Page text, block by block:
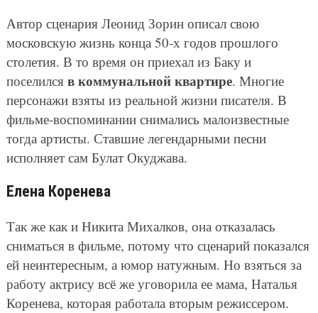
Автор сценария Леонид Зорин описал свою
московскую жизнь конца 50-х годов прошлого
столетия. В то время он приехал из Баку и
поселился в коммунальной квартире. Многие
персонажи взяты из реальной жизни писателя. В
фильме-воспоминании снимались малоизвестные
тогда артисты. Ставшие легендарными песни
исполняет сам Булат Окуджава.
Елена Коренева
Так же как и Никита Михалков, она отказалась
сниматься в фильме, потому что сценарий показался
ей неинтересным, а юмор натужным. Но взяться за
работу актрису всё же уговорила ее мама, Наталья
Коренева, которая работала вторым режиссером.